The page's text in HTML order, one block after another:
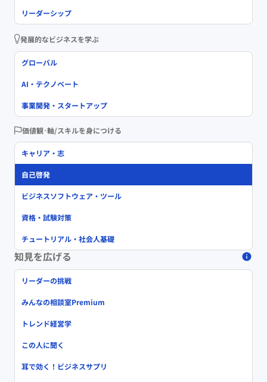
リーダーシップ
発展的なビジネスを学ぶ
グローバル
AI・テクノベート
事業開発・スタートアップ
価値観･軸/スキルを身につける
キャリア・志
自己啓発
ビジネスソフトウェア・ツール
資格・試験対策
チュートリアル・社会人基礎
知見を広げる
リーダーの挑戦
みんなの相談室Premium
トレンド経営学
この人に聞く
耳で効く！ビジネスサプリ